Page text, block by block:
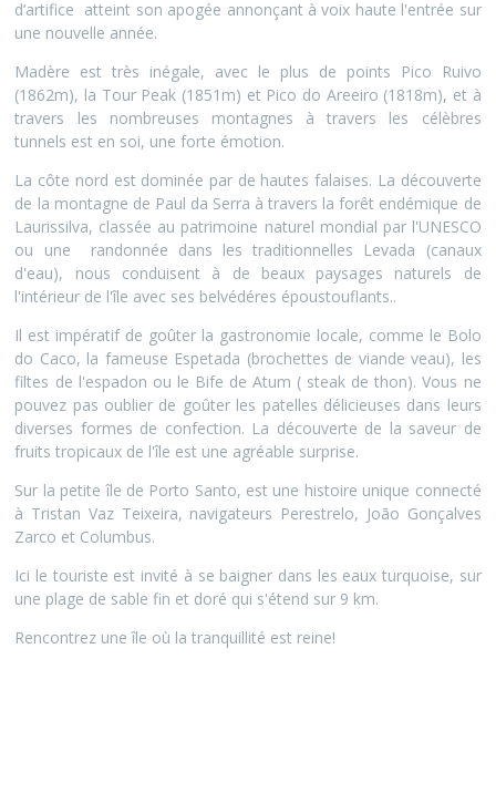
d’artifice atteint son apogée annonçant à voix haute l'entrée sur
une nouvelle année.
Madère est très inégale, avec le plus de points Pico Ruivo
(1862m), la Tour Peak (1851m) et Pico do Areeiro (1818m), et à
travers les nombreuses montagnes à travers les célèbres
tunnels est en soi, une forte émotion.
La côte nord est dominée par de hautes falaises. La découverte
de la montagne de Paul da Serra à travers la forêt endémique de
Laurissilva, classée au patrimoine naturel mondial par l'UNESCO
ou une randonnée dans les traditionnelles Levada (canaux
d'eau), nous conduisent à de beaux paysages naturels de
l'intérieur de l'île avec ses belvédéres époustouflants..
Il est impératif de goûter la gastronomie locale, comme le Bolo
do Caco, la fameuse Espetada (brochettes de viande veau), les
filtes de l'espadon ou le Bife de Atum ( steak de thon). Vous ne
pouvez pas oublier de goûter les patelles délicieuses dans leurs
diverses formes de confection. La découverte de la saveur de
fruits tropicaux de l'île est une agréable surprise.
Sur la petite île de Porto Santo, est une histoire unique connecté
à Tristan Vaz Teixeira, navigateurs Perestrelo, João Gonçalves
Zarco et Columbus.
Ici le touriste est invité à se baigner dans les eaux turquoise, sur
une plage de sable fin et doré qui s'étend sur 9 km.
Rencontrez une île où la tranquillité est reine!